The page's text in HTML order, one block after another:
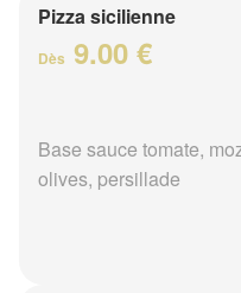
Pizza sicilienne
Dès 9.00 €
Base sauce tomate,
olives, persillade